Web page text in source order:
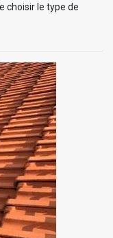
choisir le type de